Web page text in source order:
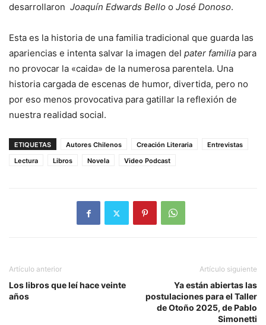
desarrollaron Joaquín Edwards Bello o José Donoso.
Esta es la historia de una familia tradicional que guarda las
apariencias e intenta salvar la imagen del pater familia para
no provocar la «caida» de la numerosa parentela. Una
historia cargada de escenas de humor, divertida, pero no
por eso menos provocativa para gatillar la reflexión de
nuestra realidad social.
ETIQUETAS Autores Chilenos Creación Literaria
Entrevistas
Lectura
Libros Novela Video Podcast
Artículo anterior
Los libros que leí hace veinte
años
Artículo siguiente
Ya están abiertas las
postulaciones para el Taller
de Otoño 2025, de Pablo
Simonetti